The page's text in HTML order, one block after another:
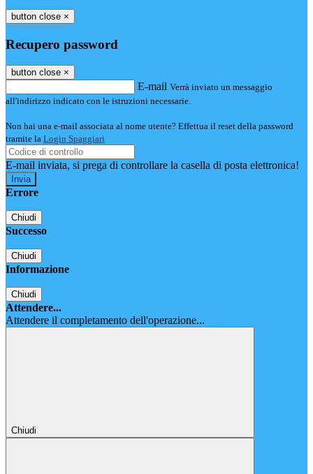
button close ×
Recupero password
button close ×
E-mail Verrà inviato un messaggio
all'indirizzo indicato con le istruzioni necessarie.
Non hai una e-mail associata al nome utente? Effettua il reset della password
tramite la Login Spaggiari
E-mail inviata, si prega di controllare la casella di posta elettronica!
Errore
Chiudi
Successo
Chiudi
Informazione
Chiudi
Attendere...
Attendere il completamento dell'operazione...
Chiudi